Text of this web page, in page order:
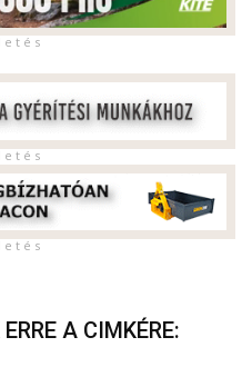
e t é s
e t é s
e t é s
A CIMKÉRE: